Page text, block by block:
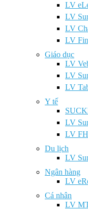
LV
LV
LV
LV
Giáo dục
LV
LV
LV
Y tế
LV
LV
Du lịch
LV
Ngân hàng
LV
Cá nhân
LV